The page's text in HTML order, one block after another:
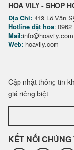
HOA VILY - SHOP
Địa Chỉ: 413 Lê Văn
Hotline đặt hoa: 0962
Mail:info@hoavily.com
Web: hoavily.com
Cập nhật thông tin
giá riêng biệt
KẾT NỐI CHÚNG